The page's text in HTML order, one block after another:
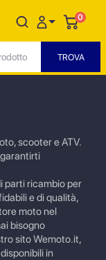
0
scooter e ATV.
parti ricambio per
e di qualità,
moto nel
bisogno
sito Wemoto.it,
in